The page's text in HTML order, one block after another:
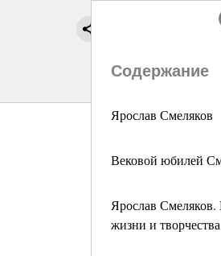
Содержание
Ярослав Смеляков
Вековой юбилей
Ярослав Смеляков.
жизни и творчества